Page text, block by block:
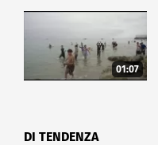
01:07
DI TENDENZA